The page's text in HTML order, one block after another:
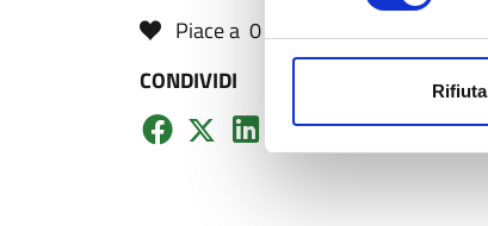
Rifiuta
Piace a 0utenti
CONDIVIDI